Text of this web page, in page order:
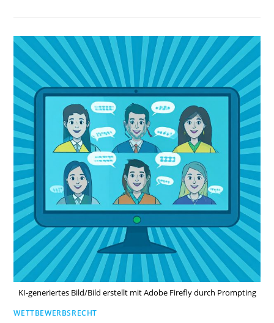
KI-generiertes Bild/Bild erstellt mit Adobe Firefly durch Prompting
WETTBEWERBSRECHT